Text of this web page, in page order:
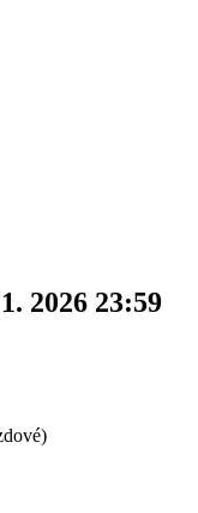
2026 23:59